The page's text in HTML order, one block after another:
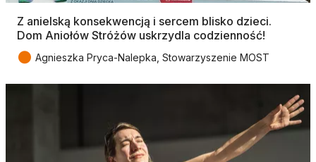
Z anielską konsekwencją i sercem blisko dzieci.
Dom Aniołów Stróżów uskrzydla codzienność!
● Agnieszka Pryca-Nalepka, Stowarzyszenie MOST